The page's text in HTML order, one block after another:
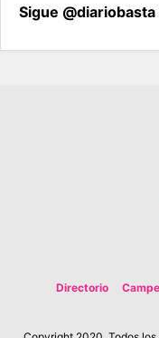
Sigue @diariobasta
Directorio